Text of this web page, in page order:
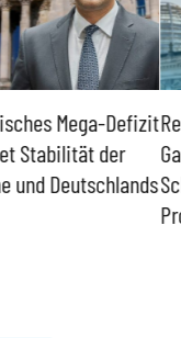
Defizit
der
Schulkinder